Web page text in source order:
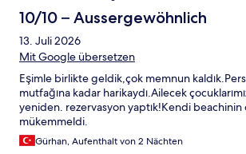
10/10 – Aussergewöhnlich
13. Juli 2026
Mit Google übersetzen
Eşimle birlikte geldik,çok memnun
mutfağına kadar harikaydı.Ailecek
yeniden. rezervasyon yaptık!Kendi beachinin
mükemmeldi.
Gürhan, Aufenthalt von 2 Nächten